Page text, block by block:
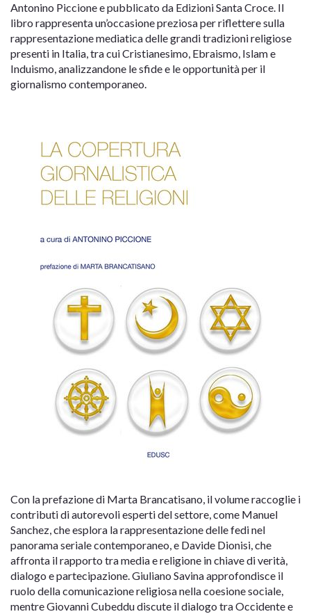
Antonino Piccione e pubblicato da Edizioni Santa Croce. Il
libro rappresenta un’occasione preziosa per riflettere sulla
rappresentazione mediatica delle grandi tradizioni religiose
presenti in Italia, tra cui Cristianesimo, Ebraismo, Islam e
Induismo, analizzandone le sfide e le opportunità per il
giornalismo contemporaneo.
Con la prefazione di Marta Brancatisano, il volume raccoglie i
contributi di autorevoli esperti del settore, come Manuel
Sanchez, che esplora la rappresentazione delle fedi nel
panorama seriale contemporaneo, e Davide Dionisi, che
affronta il rapporto tra media e religione in chiave di verità,
dialogo e partecipazione. Giuliano Savina approfondisce il
ruolo della comunicazione religiosa nella coesione sociale,
mentre Giovanni Cubeddu discute il dialogo tra Occidente e